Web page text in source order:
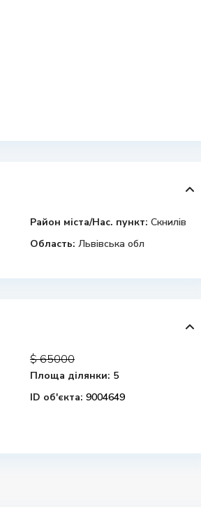
Район міста/Нас. пункт: Скнилів
Область: Львівська обл
$ 65000
Площа ділянки: 5
ID об'єкта: 9004649